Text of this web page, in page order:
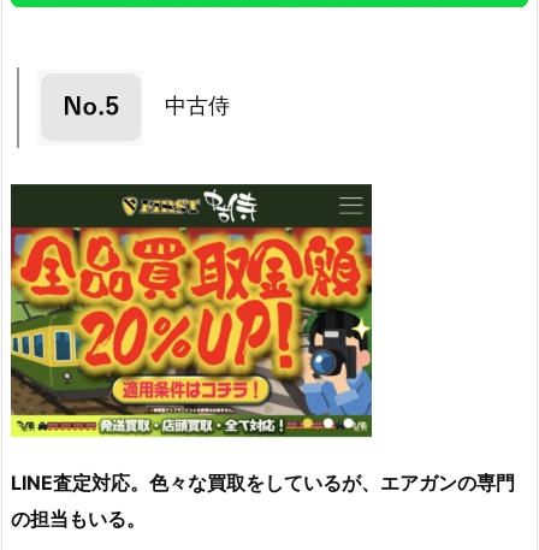
中古侍
LINE査定対応。色々な買取をしているが、エアガンの専門
の担当もいる。